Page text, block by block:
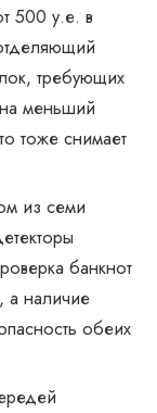
500 у.е. в
требующих
меньший
тоже снимает
из семи
банкнот
а наличие
обеих